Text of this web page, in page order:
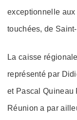
exceptionnelle
touchées, de
La caisse
représenté par
et Pascal Quineau
Réunion a par